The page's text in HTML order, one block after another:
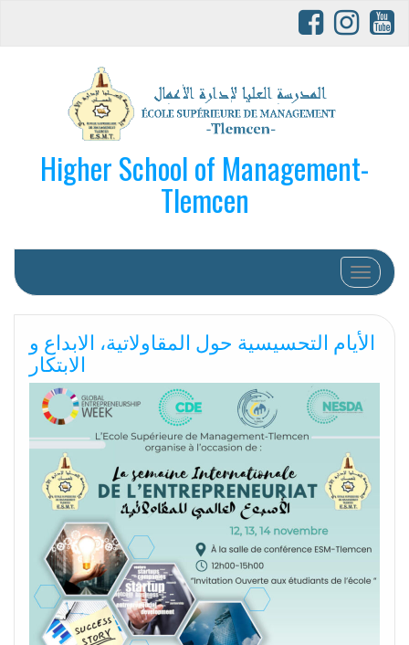
Higher School of Management-
Tlemcen
Afficher/
الأيام التحسيسية حول المقاولاتية، الابداع و
الابتكار